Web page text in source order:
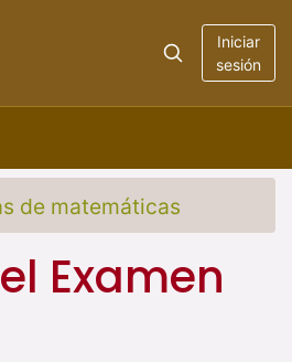
Iniciar
sesión
de matemáticas
Examen